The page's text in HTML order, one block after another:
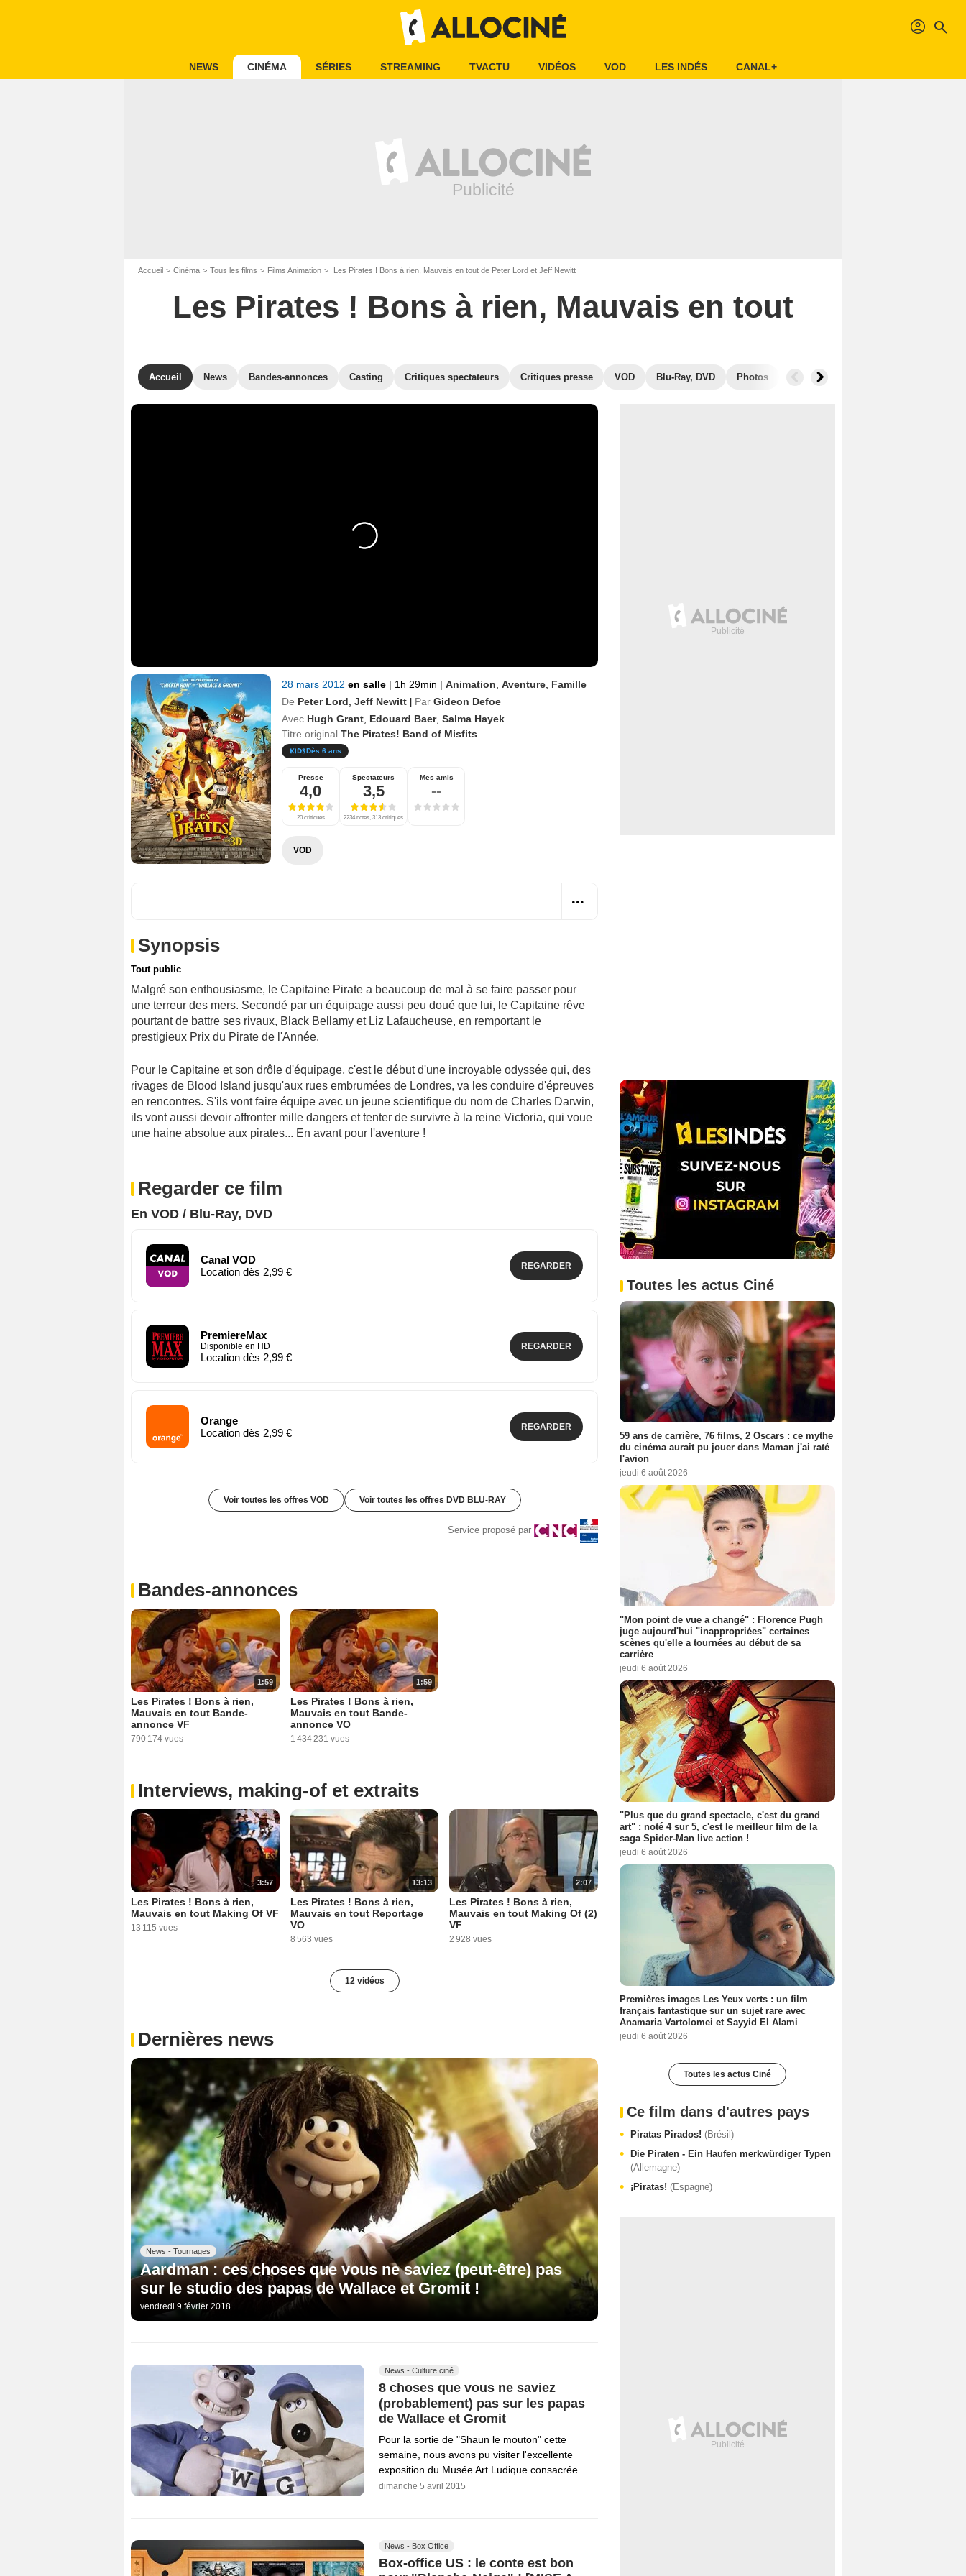
profil search
NEWS CINÉMA SÉRIES STREAMING TVACTU VIDÉOS VOD LES INDÉS CANAL+
Accueil Cinéma Tous les films Films Animation Les Pirates ! Bons à rien, Mauvais en tout de Peter Lord et Jeff Newitt
Les Pirates ! Bons à rien, Mauvais en tout
Accueil News Bandes-annonces Casting Critiques spectateurs Critiques presse VOD Blu-Ray, DVD Photos Musique
28 mars 2012 en salle | 1h 29min | Animation Aventure Famille
De Peter Lord Jeff Newitt | Par Gideon Defoe
Avec Hugh Grant Edouard Baer, Salma Hayek
Titre original The Pirates! Band of Misfits
Dès 6 ans
Presse
4,0
20 critiques
Spectateurs
3,5
2234 notes, 313 critiques
Mes amis
--
VOD
Synopsis
Tout public
Malgré son enthousiasme, le Capitaine Pirate a beaucoup de mal à se faire passer pour
une terreur des mers. Secondé par un équipage aussi peu doué que lui, le Capitaine rêve
pourtant de battre ses rivaux, Black Bellamy et Liz Lafaucheuse, en remportant le
prestigieux Prix du Pirate de l'Année.
Pour le Capitaine et son drôle d'équipage, c'est le début d'une incroyable odyssée qui, des
rivages de Blood Island jusqu'aux rues embrumées de Londres, va les conduire d'épreuves
en rencontres. S'ils vont faire équipe avec un jeune scientifique du nom de Charles Darwin,
ils vont aussi devoir affronter mille dangers et tenter de survivre à la reine Victoria, qui voue
une haine absolue aux pirates... En avant pour l'aventure !
Regarder ce film
En VOD / Blu-Ray, DVD
Canal VOD
Location dès 2,99 €
REGARDER
PremiereMax
Disponible en HD
Location dès 2,99 €
REGARDER
Orange
Location dès 2,99 €
REGARDER
Voir toutes les offres VOD Voir toutes les offres DVD BLU-RAY
Service proposé par
Bandes-annonces
1:59
Les Pirates ! Bons à rien,
Mauvais en tout Bande-
annonce VF
790 174 vues
1:59
Les Pirates ! Bons à rien,
Mauvais en tout Bande-
annonce VO
1 434 231 vues
Interviews, making-of et extraits
3:57
Les Pirates ! Bons à rien,
Mauvais en tout Making Of VF
13 115 vues
13:13
Les Pirates ! Bons à rien,
Mauvais en tout Reportage
VO
8 563 vues
2:07
Les Pirates ! Bons à rien,
Mauvais en tout Making Of (2)
VF
2 928 vues
12 vidéos
Dernières news
News - Tournages
Aardman : ces choses que vous ne saviez (peut-être) pas
sur le studio des papas de Wallace et Gromit !
vendredi 9 février 2018
News - Culture ciné
8 choses que vous ne saviez
(probablement) pas sur les papas
de Wallace et Gromit
Pour la sortie de "Shaun le mouton" cette
semaine, nous avons pu visiter l'excellente
exposition du Musée Art Ludique consacrée…
dimanche 5 avril 2015
News - Box Office
Box-office US : le conte est bon
Toutes les actus Ciné
59 ans de carrière, 76 films, 2 Oscars : ce mythe
du cinéma aurait pu jouer dans Maman j'ai raté
l'avion
jeudi 6 août 2026
"Mon point de vue a changé" : Florence Pugh
juge aujourd'hui "inappropriées" certaines
scènes qu'elle a tournées au début de sa
carrière
jeudi 6 août 2026
"Plus que du grand spectacle, c'est du grand
art" : noté 4 sur 5, c'est le meilleur film de la
saga Spider-Man live action !
jeudi 6 août 2026
Premières images Les Yeux verts : un film
français fantastique sur un sujet rare avec
Anamaria Vartolomei et Sayyid El Alami
jeudi 6 août 2026
Toutes les actus Ciné
Ce film dans d'autres pays
Piratas Pirados! (Brésil)
Die Piraten - Ein Haufen merkwürdiger Typen
(Allemagne)
¡Piratas! (Espagne)